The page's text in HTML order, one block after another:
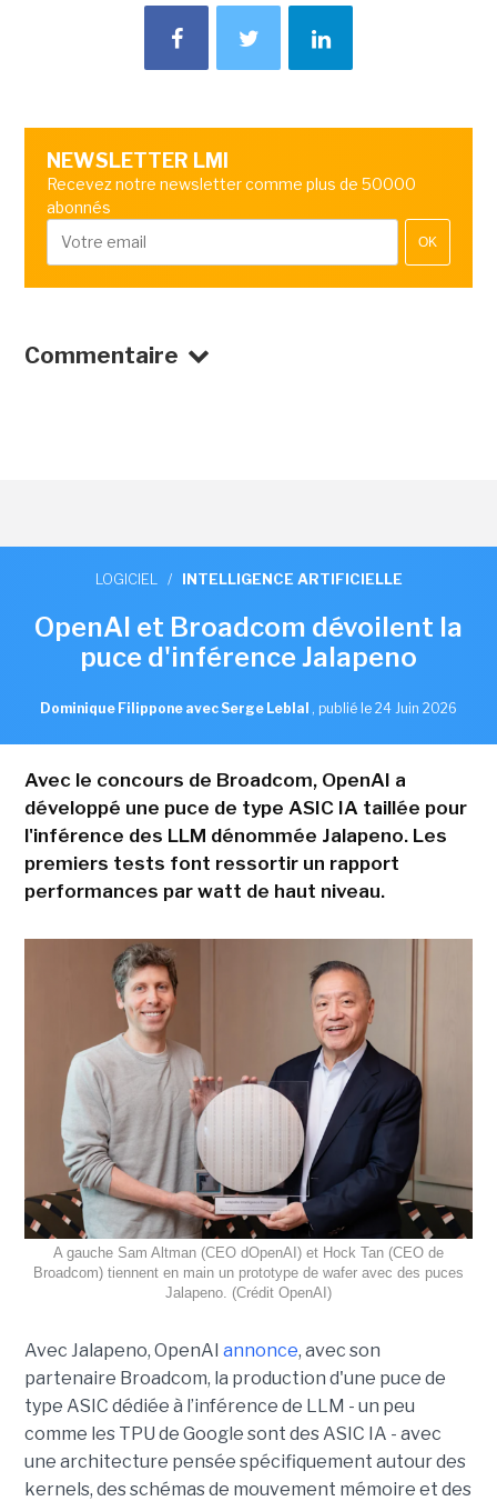
NEWSLETTER LMI
Recevez notre newsletter comme plus de 50000
abonnés
OK
Commentaire
LOGICIEL / INTELLIGENCE ARTIFICIELLE
OpenAI et Broadcom dévoilent la
puce d'inférence Jalapeno
Dominique Filippone avec Serge Leblal , publié le 24 Juin 2026
Avec le concours de Broadcom, OpenAI a
développé une puce de type ASIC IA taillée pour
l'inférence des LLM dénommée Jalapeno. Les
premiers tests font ressortir un rapport
performances par watt de haut niveau.
A gauche Sam Altman (CEO dOpenAI) et Hock Tan (CEO de
Broadcom) tiennent en main un prototype de wafer avec des puces
Jalapeno. (Crédit OpenAI)
Avec Jalapeno, OpenAI annonce, avec son
partenaire Broadcom, la production d'une puce de
type ASIC dédiée à l’inférence de LLM - un peu
comme les TPU de Google sont des ASIC IA - avec
une architecture pensée spécifiquement autour des
kernels, des schémas de mouvement mémoire et des